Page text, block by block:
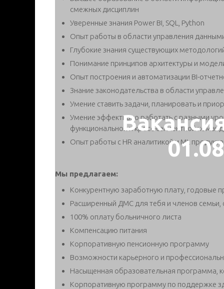
смежных дисциплин
Уверенные знания Power BI, SQL, Python
Опыт работы в области управления
Глубокие знания существующих
Понимание принципов архитектуры и
Опыт построения и автоматизации BI-
Знание законодательства в области
Умение ставить задачи, планировать и
Умение эффективно работать с разными
функциональной и кросс-сегментной
Опыт работы с HR аналитикой и ML
Мы предлагаем:
Конкурентную заработную плату, годовые
Расширенный ДМС для тебя и членов семьи,
100% оплату больничного листа
Компенсацию питания
Корпоративную пенсионную программу
Возможности карьерного и
Насыщенная образовательная программа,
Корпоративную программу по поддержке